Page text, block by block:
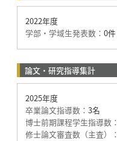
2022年度
学部・学域生発表数： 0件
論文・研究指導集計
2025年度
卒業論文指導数： 3名
博士前期課程学生指導数：
修士論文審査数（主査）：